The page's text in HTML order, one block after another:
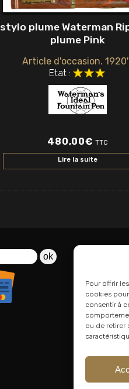
Pour offrir
cookies
consentir à
ou de retirer
stylo plume Waterman
plume Pink
Article d'occasion.
Etat :
480,00€ TTC
Lire la suite
ok